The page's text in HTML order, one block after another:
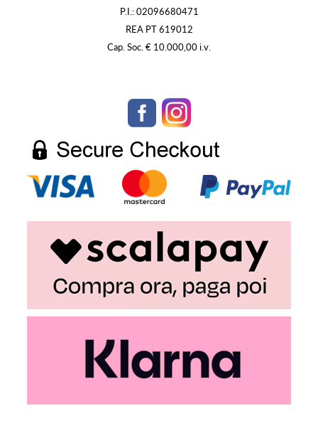
P.I.: 02096680471
REA PT 619012
Cap. Soc. € 10.000,00 i.v.